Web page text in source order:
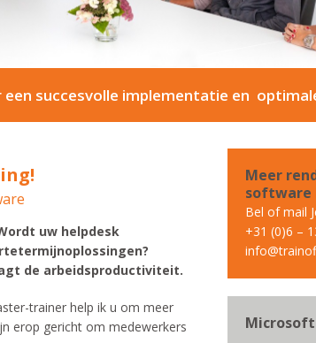
succesvolle implementatie en
uw helpdesk
de arbeidsproductiviteit.
trainer help ik u om meer
erop gericht om medewerkers
Meer
software
Bel of mail
+31 (0)6 –